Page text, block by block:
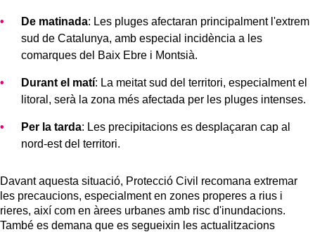
De matinada: Les pluges afectaran principalment l'extrem
sud de Catalunya, amb especial incidència a les
comarques del Baix Ebre i Montsià.
Durant el matí: La meitat sud del territori, especialment el
litoral, serà la zona més afectada per les pluges intenses.
Per la tarda: Les precipitacions es desplaçaran cap al
nord-est del territori.
Davant aquesta situació, Protecció Civil recomana extremar
les precaucions, especialment en zones properes a rius i
rieres, així com en àrees urbanes amb risc d'inundacions.
També es demana que es segueixin les actualitzacions